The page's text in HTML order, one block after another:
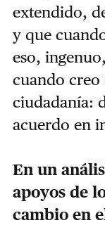
extendido,
y que
eso,
cuando creo
ciudadanía:
acuerdo en
En un
apoyos de
cambio en